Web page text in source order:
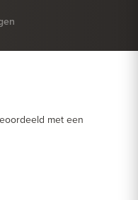
met een